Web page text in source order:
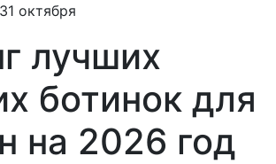
31 октября
лучших
ботинок для
на 2026 год